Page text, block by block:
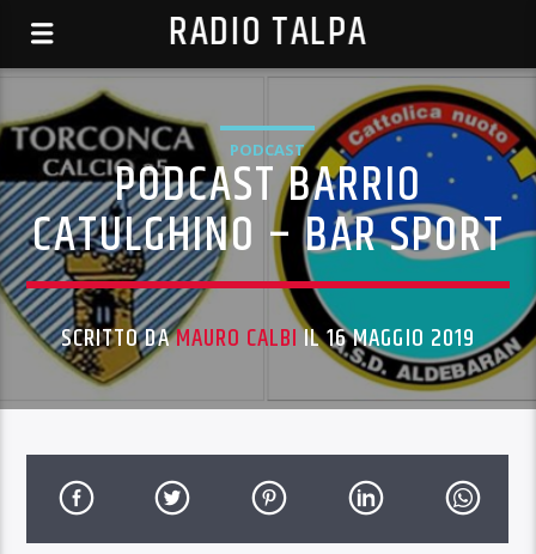
RADIO TALPA
PODCAST
PODCAST BARRIO
CATULGHINO – BAR SPORT
SCRITTO DAMAURO CALBIIL 16 MAGGIO 2019